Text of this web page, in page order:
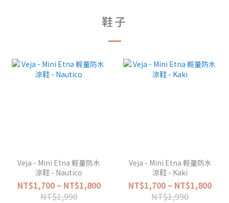
鞋子
Veja - Mini Etna 輕量防水
涼鞋 - Nautico
NT$1,700 ~ NT$1,800
NT$1,990
Veja - Mini Etna 輕量防水
涼鞋 - Kaki
NT$1,700 ~ NT$1,800
NT$1,990